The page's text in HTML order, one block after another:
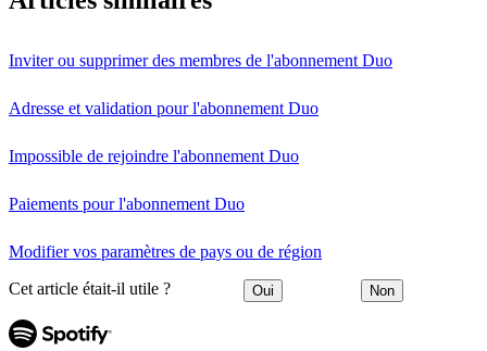
Inviter ou supprimer des membres de l'abonnement Duo
Adresse et validation pour l'abonnement Duo
Impossible de rejoindre l'abonnement Duo
Paiements pour l'abonnement Duo
Modifier vos paramètres de pays ou de région
Cet article était-il utile ? Oui Non